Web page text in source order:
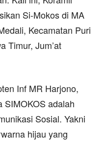
Si-Mokos di MA
Kecamatan Puri
Timur, Jum’at
Inf MR Harjono,
SIMOKOS adalah
Sosial. Yakni
hijau yang